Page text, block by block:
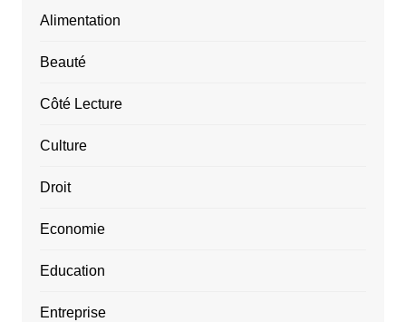
Alimentation
Beauté
Côté Lecture
Culture
Droit
Economie
Education
Entreprise